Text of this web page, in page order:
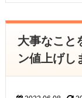
大事なこと
ン値上げし